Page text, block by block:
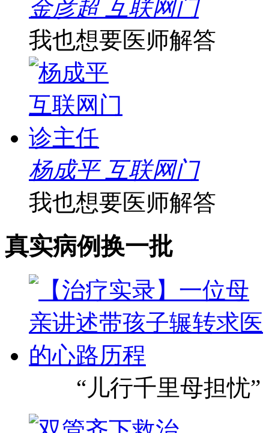
金彦超 互联网门
我也想要医师解答
杨成平 互联网门
我也想要医师解答
真实病例换一批
“儿行千里母担忧”